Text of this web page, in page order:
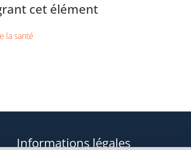
cet élément
la santé
Informations légales